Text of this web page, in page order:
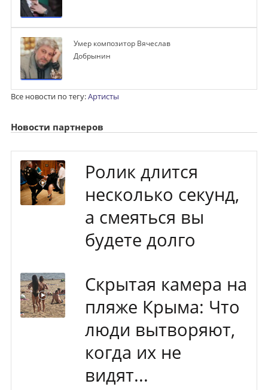
Умер композитор Вячеслав
Добрынин
Все новости по тегу:Артисты
Новости партнеров
Ролик длится
несколько секунд,
а смеяться вы
будете долго
Скрытая камера на
пляже Крыма: Что
люди вытворяют,
когда их не
видят...